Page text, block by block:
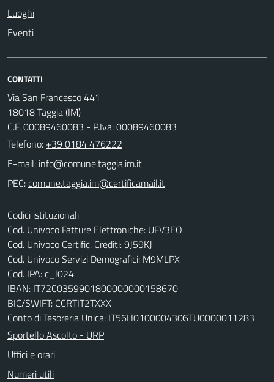
Luoghi
Eventi
CONTATTI
Via San Francesco 441
18018 Taggia (IM)
C.F. 00089460083 - P.Iva: 00089460083
Telefono: +39 0184 476222
E-mail:
PEC:
Codici istituzionali
Cod. Univoco Fatture Elettroniche: UFV3EO
Cod. Univoco Certific. Crediti: 9J59KJ
Cod. Univoco Servizi Demografici: M9MLPX
Cod. IPA: c_l024
IBAN: IT72C0359901800000000158670
BIC/SWIFT: CCRTIT2TXXX
Conto di Tesoreria Unica: IT56H0100004306TU0000011283
Sportello Ascolto - URP
Uffici e orari
Numeri utili